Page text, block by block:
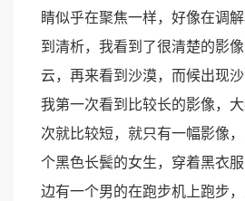
睛似乎在聚焦一样，好像在调
到清析，我看到了很清楚的影
云，再来看到沙漠，而候出现
我第一次看到比较长的影像，
次就比较短，就只有一幅影像
个黑色长鬓的女生，穿着黑衣
边有一个男的在跑步机上跑步